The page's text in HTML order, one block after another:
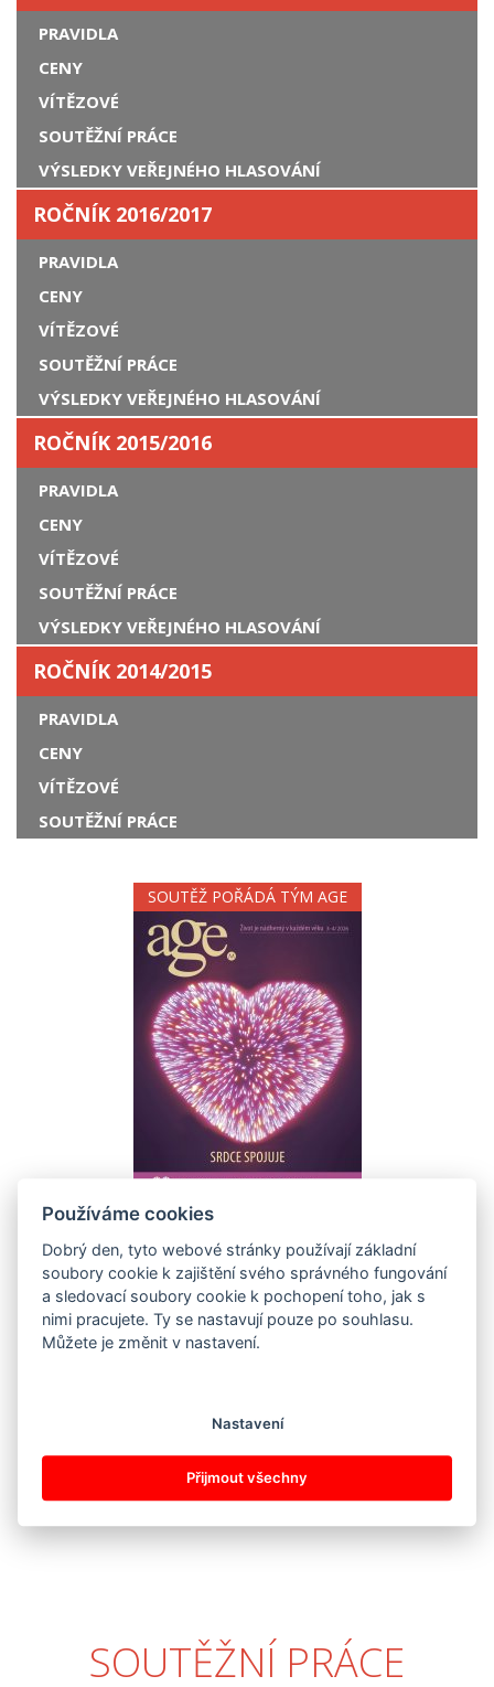
PRAVIDLA
CENY
VÍTĚZOVÉ
SOUTĚŽNÍ PRÁCE
VÝSLEDKY VEŘEJNÉHO HLASOVÁNÍ
ROČNÍK 2016/2017
PRAVIDLA
CENY
VÍTĚZOVÉ
SOUTĚŽNÍ PRÁCE
VÝSLEDKY VEŘEJNÉHO HLASOVÁNÍ
ROČNÍK 2015/2016
PRAVIDLA
CENY
VÍTĚZOVÉ
SOUTĚŽNÍ PRÁCE
VÝSLEDKY VEŘEJNÉHO HLASOVÁNÍ
ROČNÍK 2014/2015
PRAVIDLA
CENY
VÍTĚZOVÉ
SOUTĚŽNÍ PRÁCE
SOUTĚŽ POŘÁDÁ TÝM AGE
SOUTĚŽNÍ PRÁCE
Používáme cookies
Dobrý den, tyto webové stránky používají základní
soubory cookie k zajištění svého správného fungování
a sledovací soubory cookie k pochopení toho, jak s
nimi pracujete. Ty se nastavují pouze po souhlasu.
Můžete je změnit v nastavení.
Nastavení
Přijmout všechny